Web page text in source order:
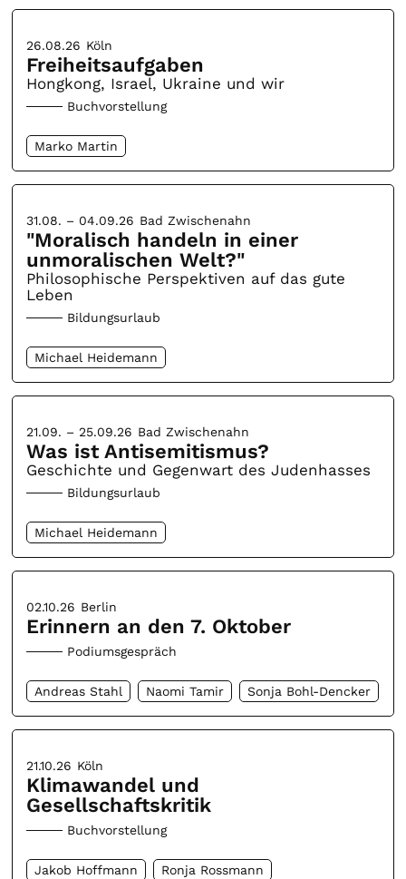
26.08.26 Köln
Freiheitsaufgaben
Hongkong, Israel, Ukraine und wir
Buchvorstellung
Marko Martin
31.08. – 04.09.26 Bad Zwischenahn
"Moralisch handeln in einer
unmoralischen Welt?"
Philosophische Perspektiven auf das gute
Leben
Bildungsurlaub
Michael Heidemann
21.09. – 25.09.26 Bad Zwischenahn
Was ist Antisemitismus?
Geschichte und Gegenwart des Judenhasses
Bildungsurlaub
Michael Heidemann
02.10.26 Berlin
Erinnern an den 7. Oktober
Podiumsgespräch
Andreas Stahl Naomi Tamir Sonja Bohl-Dencker
21.10.26 Köln
Klimawandel und
Gesellschaftskritik
Buchvorstellung
Jakob Hoffmann Ronja Rossmann